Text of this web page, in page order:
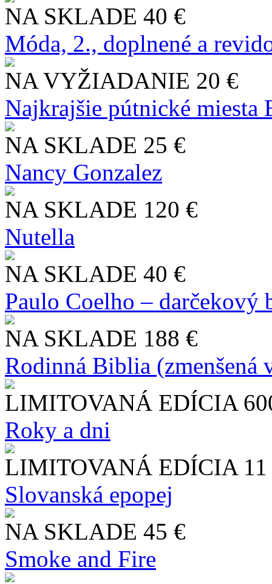
NA SKLADE 40 €
Móda, 2., doplnené a
NA VYŽIADANIE 20 €
Najkrajšie pútnické miesta
NA SKLADE 25 €
Nancy Gonzalez
NA SKLADE 120 €
Nutella
NA SKLADE 40 €
Paulo Coelho – darčekový
NA SKLADE 188 €
Rodinná Biblia (zmenšená
LIMITOVANÁ EDÍCIA
Roky a dni
LIMITOVANÁ EDÍCIA
Slo​vanská epopej
NA SKLADE 45 €
Smoke and Fire